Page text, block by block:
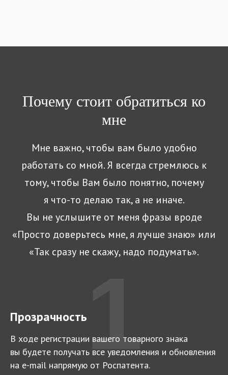
Почему стоит обратиться ко
мне
Мне важно, чтобы вам было удобно
работать со мной. Я всегда стремлюсь к
тому, чтобы Вам было понятно, почему
я что-то делаю так, а не иначе.
Вы не услышите от меня фразы вроде
«Просто доверьтесь мне, я лучше знаю» или
«Так сразу не скажу, надо подумать».
Прозрачность
В ходе регистрации вашего товарного знака
вы будете получать все уведомления и обновления
на e-mail напрямую от Роспатента.
1